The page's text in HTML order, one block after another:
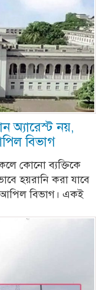
অ্যারেস্ট নয়,
বিভাগ
কোনো ব্যক্তিকে
হয়রানি করা যাবে
আপিল বিভাগ। একই